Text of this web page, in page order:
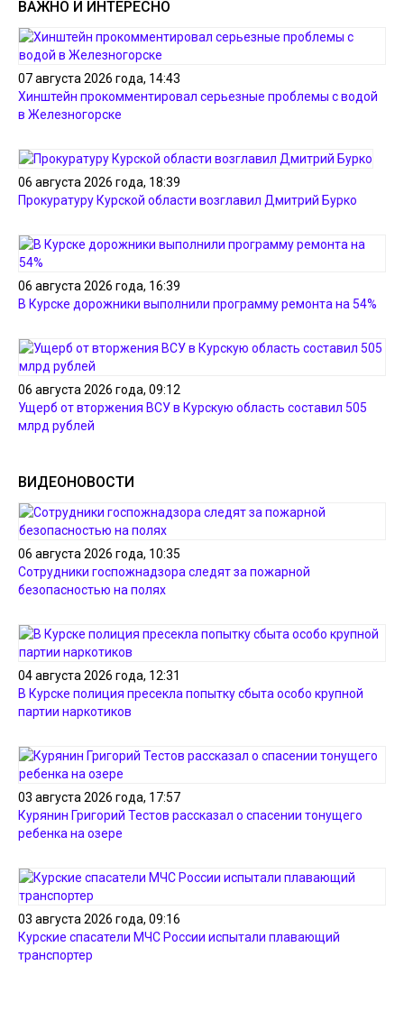
ВАЖНО И ИНТЕРЕСНО
07 августа 2026 года, 14:43
Хинштейн прокомментировал серьезные проблемы с водой
в Железногорске
06 августа 2026 года, 18:39
Прокуратуру Курской области возглавил Дмитрий Бурко
06 августа 2026 года, 16:39
В Курске дорожники выполнили программу ремонта на 54%
06 августа 2026 года, 09:12
Ущерб от вторжения ВСУ в Курскую область составил 505
млрд рублей
ВИДЕОНОВОСТИ
06 августа 2026 года, 10:35
Сотрудники госпожнадзора следят за пожарной
безопасностью на полях
04 августа 2026 года, 12:31
В Курске полиция пресекла попытку сбыта особо крупной
партии наркотиков
03 августа 2026 года, 17:57
Курянин Григорий Тестов рассказал о спасении тонущего
ребенка на озере
03 августа 2026 года, 09:16
Курские спасатели МЧС России испытали плавающий
транспортер